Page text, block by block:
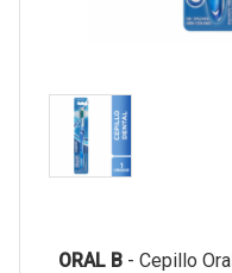
ORAL B - Cepillo